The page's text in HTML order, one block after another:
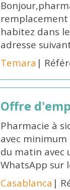
habitez dans
adresse
Temara |
Offre
Pharmacie à
avec
du matin avec
WhatsApp sur
Casablanca |